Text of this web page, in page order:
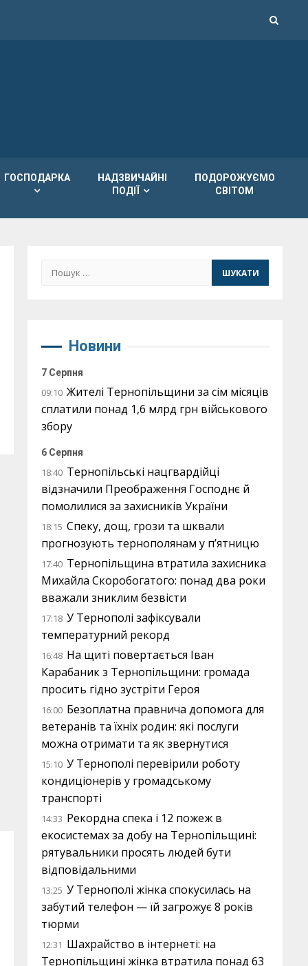
ГОСПОДАРКА
НАДЗВИЧАЙНІ
ПОДІЇ
ПОДОРОЖУЄМО
СВІТОМ
Пошук:
Новини
7 Серпня
09:10 Жителі Тернопільщини за сім місяців
сплатили понад 1,6 млрд грн військового
збору
6 Серпня
18:40 Тернопільські нацгвардійці
відзначили Преображення Господнє й
помолилися за захисників України
18:15 Спеку, дощ, грози та шквали
прогнозують тернополянам у п’ятницю
17:40 Тернопільщина втратила захисника
Михайла Скоробогатого: понад два роки
вважали зниклим безвісти
17:18 У Тернополі зафіксували
температурний рекорд
16:48 На щиті повертається Іван
Карабаник з Тернопільщини: громада
просить гідно зустріти Героя
16:00 Безоплатна правнича допомога для
ветеранів та їхніх родин: які послуги
можна отримати та як звернутися
15:10 У Тернополі перевірили роботу
кондиціонерів у громадському
транспорті
14:33 Рекордна спека і 12 пожеж в
екосистемах за добу на Тернопільщині:
рятувальники просять людей бути
відповідальними
13:25 У Тернополі жінка спокусилась на
забутий телефон — їй загрожує 8 років
тюрми
12:31 Шахрайство в інтернеті: на
Тернопільщині жінка втратила понад 63